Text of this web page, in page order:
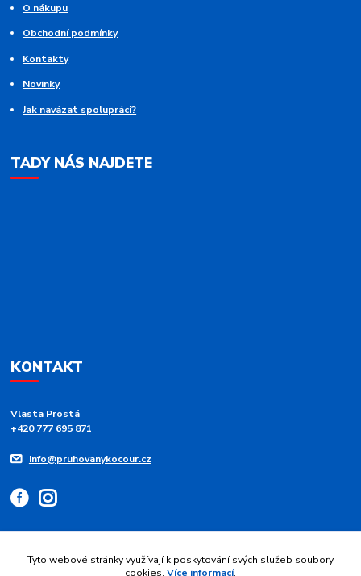
O nákupu
Obchodní podmínky
Kontakty
Novinky
Jak navázat spolupráci?
TADY NÁS NAJDETE
KONTAKT
Vlasta Prostá
+420 777 695 871
info@pruhovanykocour.cz
Upravit sběr cookies.
Tyto webové stránky využívají k poskytování svých služeb soubory
cookies. Více informací.